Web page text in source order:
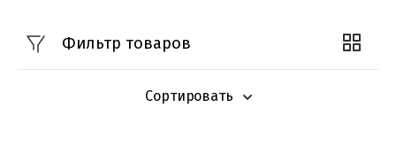
Фильтр товаров
Сортировать